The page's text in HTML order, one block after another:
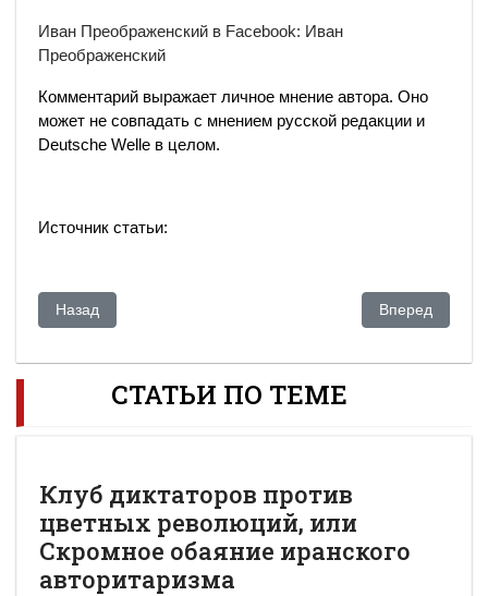
Иван Преображенский в Facebook: Иван
Преображенский
Комментарий выражает личное мнение автора. Оно
может не совпадать с мнением русской редакции и
Deutsche Welle в целом.
Источник статьи:
Предыдущий: США усиливают давление на Казахстан
Назад Следующий:
Вперед
СТАТЬИ ПО ТЕМЕ
Клуб диктаторов против
цветных революций, или
Скромное обаяние иранского
авторитаризма